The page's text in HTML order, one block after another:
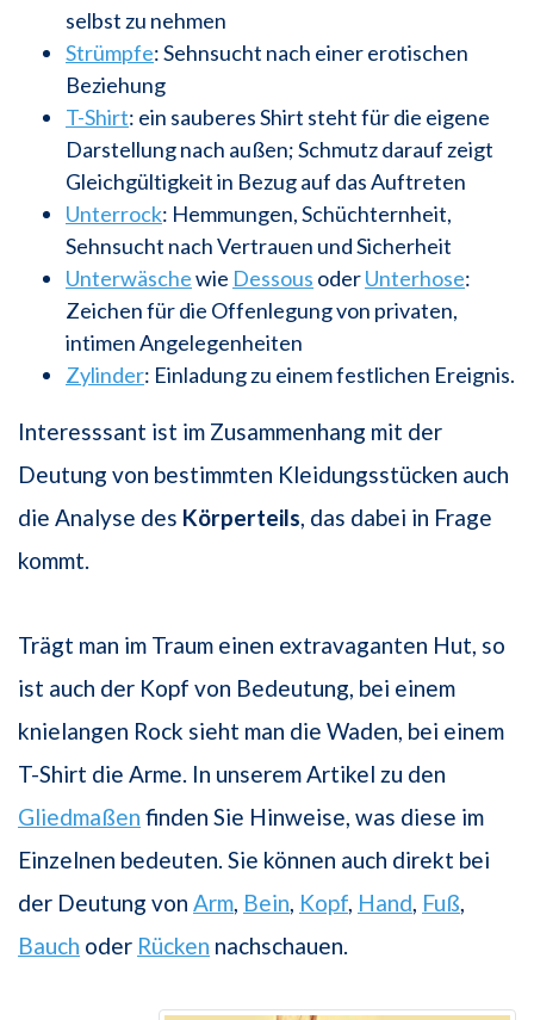
selbst zu nehmen
Strümpfe: Sehnsucht nach einer erotischen
Beziehung
T-Shirt: ein sauberes Shirt steht für die eigene
Darstellung nach außen; Schmutz darauf zeigt
Gleichgültigkeit in Bezug auf das Auftreten
Unterrock: Hemmungen, Schüchternheit,
Sehnsucht nach Vertrauen und Sicherheit
Unterwäschewie Dessous oderUnterhose:
Zeichen für die Offenlegung von privaten,
intimen Angelegenheiten
Zylinder: Einladung zu einem festlichen Ereignis.
Interesssant ist im Zusammenhang mit der
Deutung von bestimmten Kleidungsstücken auch
die Analyse des Körperteils, das dabei in Frage
kommt.
Trägt man im Traum einen extravaganten Hut, so
ist auch der Kopf von Bedeutung, bei einem
knielangen Rock sieht man die Waden, bei einem
T-Shirt die Arme. In unserem Artikel zu den
Gliedmaßen finden Sie Hinweise, was diese im
Einzelnen bedeuten. Sie können auch direkt bei
der Deutung von Arm, Bein, Kopf, Hand, Fuß,
Bauch oder Rücken nachschauen.